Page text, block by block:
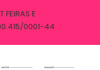
E
0001-44